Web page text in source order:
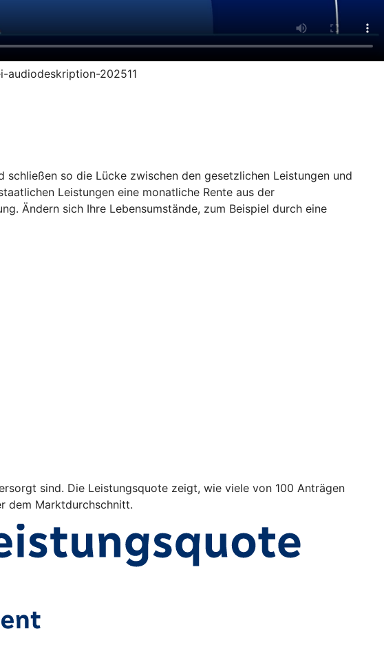
audiodeskription-202511
so die Lücke zwischen den gesetzlichen Leistungen und
Leistungen eine monatliche Rente aus der
Ändern sich Ihre Lebensumstände, zum Beispiel durch eine
sind. Die Leistungsquote zeigt, wie viele von 100 Anträgen
dem Marktdurchschnitt.